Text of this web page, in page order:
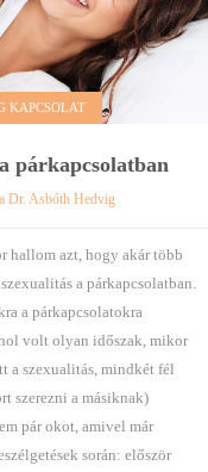
KAPCSOLAT
párkapcsolatban
Dr. Asbóth Hedvig
hallom azt, hogy akár több
a párkapcsolatban.
a párkapcsolatokra
volt olyan időszak, mikor
a szexualitás, mindkét fél
szerezni a másiknak)
pár okot, amivel már
során: először